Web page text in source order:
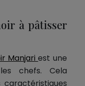
à pâtisser
Manjariest une
chefs. Cela
caractéristiques